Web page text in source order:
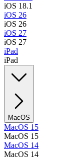
iOS 18.1
iOS 26
iOS 26
iOS 27
iOS 27
iPad
iPad
MacOS
MacOS 15
MacOS 15
MacOS 14
MacOS 14